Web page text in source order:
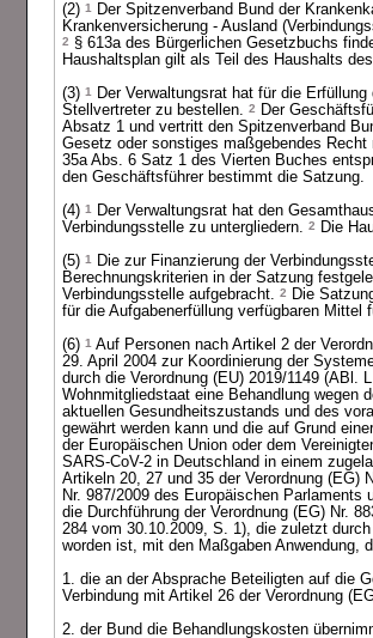
(2) 1
Der Spitzenverband Bund der
Krankenversicherung - Ausland
2 § 613a des Bürgerlichen Gesetzbuchs
Haushaltsplan gilt als Teil des Haushalts
(3) 1
Der Verwaltungsrat hat für die
Stellvertreter zu bestellen. 2
Der
Absatz 1 und vertritt den Spitzenverband
Gesetz oder sonstiges maßgebendes
35a Abs. 6 Satz 1 des Vierten Buches
den Geschäftsführer bestimmt die Satzung.
(4) 1
Der Verwaltungsrat hat den
Verbindungsstelle zu untergliedern. 2
Die
(5) 1
Die zur Finanzierung der
Berechnungskriterien in der Satzung
Verbindungsstelle aufgebracht. 2
Die
für die Aufgabenerfüllung verfügbaren Mittel
(6) 1 Auf Personen nach Artikel 2 der
29. April 2004 zur Koordinierung der
durch die Verordnung (EU) 2019/1149 (ABl.
Wohnmitgliedstaat eine Behandlung wegen
aktuellen Gesundheitszustands und des
gewährt werden kann und die auf Grund
der Europäischen Union oder dem
SARS-CoV-2 in Deutschland in einem
Artikeln 20, 27 und 35 der Verordnung (EG)
Nr. 987/2009 des Europäischen
die Durchführung der Verordnung (EG) Nr.
284 vom 30.10.2009, S. 1), die zuletzt
worden ist, mit den Maßgaben Anwendung,
1. die an der Absprache Beteiligten auf die
Verbindung mit Artikel 26 der Verordnung
2. der Bund die Behandlungskosten